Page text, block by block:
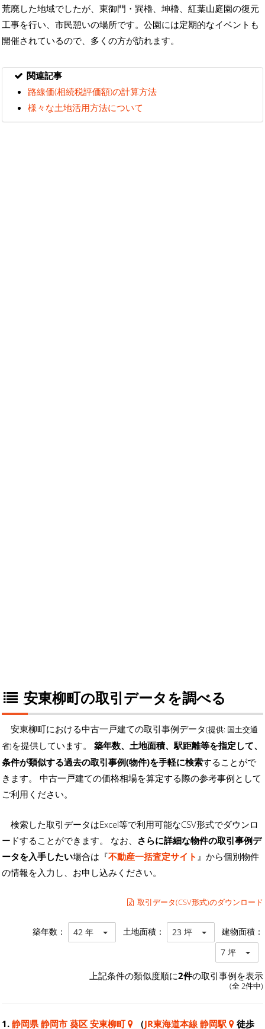
荒廃した地域でしたが、東御門・巽櫓、坤櫓、紅葉山庭園の復元
工事を行い、市民憩いの場所です。公園には定期的なイベントも
開催されているので、多くの方が訪れます。
関連記事
路線価(相続税評価額)の計算方法
様々な土地活用方法について
安東柳町の取引データを調べる
安東柳町における中古一戸建ての取引事例データ(提供: 国土交通
省)を提供しています。 築年数、土地面積、駅距離等を指定して、
条件が類似する過去の取引事例(物件)を手軽に検索することがで
きます。 中古一戸建ての価格相場を算定する際の参考事例として
ご利用ください。
検索した取引データはExcel等で利用可能なCSV形式でダウンロ
ードすることができます。 なお、 さらに詳細な物件の取引事例デ
ータを入手したい場合は『不動産一括査定サイト 』から個別物件
の情報を入力し、お申し込みください。
取引データ(CSV形式)のダウンロード
築年数： 42 年 土地面積： 23 坪 建物面積：
7 坪
上記条件の類似度順に2件の取引事例を表示
(全 2件中)
1. 静岡県 静岡市 葵区 安東柳町 （JR東海道本線 静岡駅 徒歩